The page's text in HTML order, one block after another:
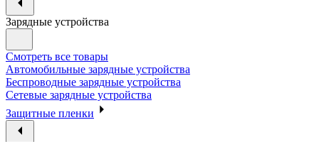
Зарядные устройства
Смотреть все товары
Автомобильные зарядные устройства
Беспроводные зарядные устройства
Сетевые зарядные устройства
Защитные пленки